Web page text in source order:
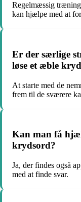
Regelmæssig
kan hjælpe med at
Er der særlige
løse et æble
At starte med de
frem til de sværere
Kan man få
krydsord?
Ja, der findes også
med at finde svar.